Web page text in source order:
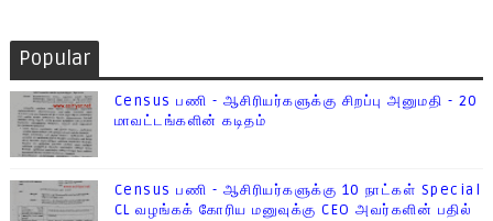
Popular
Census பணி - ஆசிரியர்களுக்கு சிறப்பு அனுமதி - 20
மாவட்டங்களின் கடிதம்
Census பணி - ஆசிரியர்களுக்கு 10 நாட்கள் Special
CL வழங்கக் கோரிய மனுவுக்கு CEO அவர்களின் பதில்